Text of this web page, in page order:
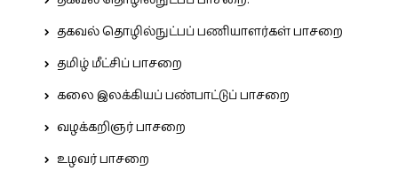
தகவல் தொழில்நுட்பப் பணியாளர்கள் பாசறை
தமிழ் மீட்சிப் பாசறை
கலை இலக்கியப் பண்பாட்டுப் பாசறை
வழக்கறிஞர் பாசறை
உழவர் பாசறை